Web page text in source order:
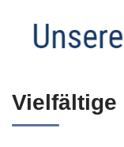
Vielfältige